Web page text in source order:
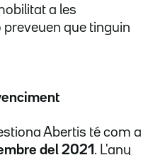
a les
que tinguin
Abertis té com a
del 2021 . L'any